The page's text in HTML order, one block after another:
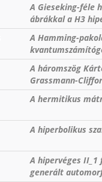
A Gieseking-féle
ábrákkal a H3
A Hamming-
A háromszög
Grassmann-
A hermitikus
A hiperbolikus
A hipervéges
generált